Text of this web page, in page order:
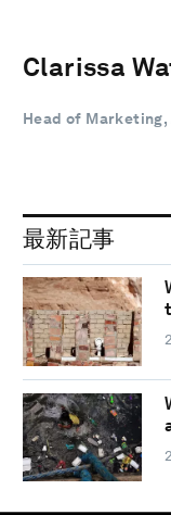
Clarissa
Head of
最新記事